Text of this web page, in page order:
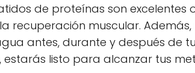
de proteínas son excelentes
recuperación muscular.
antes, durante y después de
listo para alcanzar tus